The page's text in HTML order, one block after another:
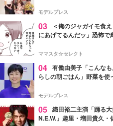
よ！」
モデルプレス
03
＜俺のジャガイモ食
にあげてるんだッ」恐怖
ママスタ☆セレクト
04 有働由美子「こんな
らしの朝ごはん」野菜を使
そう」と反響
モデルプレス
05 織田裕二主演「踊る
N.E.W.」趣里・増田貴久・